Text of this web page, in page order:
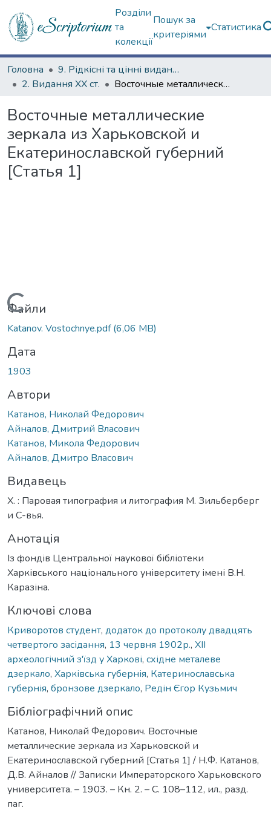
Розділи
та
колекції
Пошук за
критеріями
Статистика
Головна
9. Рідкісні та цінні видання
2. Видання ХХ ст.
Восточные металлические зеркала из Харьковской и Екатеринославской губерний [Статья 1]
Восточные металлические
зеркала из Харьковской и
Екатеринославской губерний
[Статья 1]
Вантажиться...
Файли
Katanov. Vostochnye.pdf(6,06 MB)
Дата
1903
Автори
Катанов, Николай Федорович
Айналов, Дмитрий Власович
Катанов, Микола Федорович
Айналов, Дмитро Власович
Видавець
Х. : Паровая типография и литография М. Зильберберг
и С-вья.
Анотація
Із фондів Центральної наукової бібліотеки
Харківського національного університету імені В.Н.
Каразіна.
Ключові слова
Криворотов студент, додаток до протоколу двадцять
четвертого засідання, 13 червня 1902р., XII
археологічний з'їзд у Харкові, східне металеве
дзеркало, Харківська губернія, Катеринославська
губернія, бронзове дзеркало, Редін Єгор Кузьмич
Бібліографічний опис
Катанов, Николай Федорович. Восточные
металлические зеркала из Харьковской и
Екатеринославской губерний [Статья 1] / Н.Ф. Катанов,
Д.В. Айналов // Записки Императорского Харьковского
университета. – 1903. – Кн. 2. – С. 108–112, ил., разд.
паг.